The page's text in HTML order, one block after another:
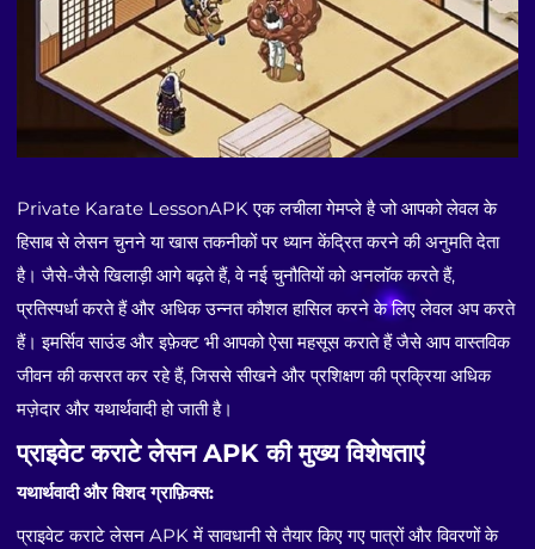
Private Karate LessonAPK एक लचीला गेमप्ले है जो आपको लेवल के
हिसाब से लेसन चुनने या खास तकनीकों पर ध्यान केंद्रित करने की अनुमति देता
है। जैसे-जैसे खिलाड़ी आगे बढ़ते हैं, वे नई चुनौतियों को अनलॉक करते हैं,
प्रतिस्पर्धा करते हैं और अधिक उन्नत कौशल हासिल करने के लिए लेवल अप करते
हैं। इमर्सिव साउंड और इफ़ेक्ट भी आपको ऐसा महसूस कराते हैं जैसे आप वास्तविक
जीवन की कसरत कर रहे हैं, जिससे सीखने और प्रशिक्षण की प्रक्रिया अधिक
मज़ेदार और यथार्थवादी हो जाती है।
प्राइवेट कराटे लेसन APK की मुख्य विशेषताएं
यथार्थवादी और विशद ग्राफ़िक्स:
प्राइवेट कराटे लेसन APK में सावधानी से तैयार किए गए पात्रों और विवरणों के